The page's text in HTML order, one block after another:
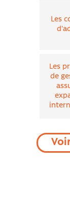
Les
Les
de